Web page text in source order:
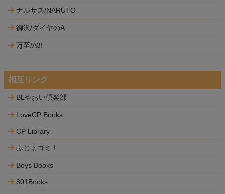
ナルサス/NARUTO
御沢/ダイヤのA
万至/A3!
相互リンク
BLやおい倶楽部
LoveCP Books
CP Library
ふじょコミ！
Boys Books
801Books